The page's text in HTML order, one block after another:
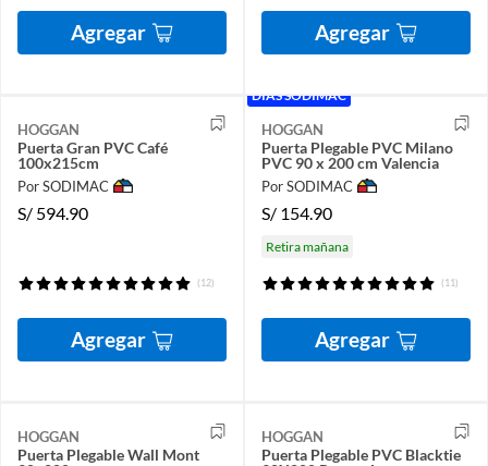
Agregar Agregar
HOGGAN
Puerta Gran PVC Café
100x215cm
Por SODIMAC
S/ 594.90
(12)
Agregar
DÍAS SODIMAC
HOGGAN
Puerta Plegable PVC Milano
PVC 90 x 200 cm Valencia
Por SODIMAC
S/ 154.90
Retira mañana
(11)
Agregar
HOGGAN
Puerta Plegable Wall Mont
HOGGAN
Puerta Plegable PVC Blacktie